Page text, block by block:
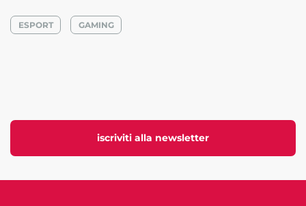
iscriviti alla newsletter
ESPORT GAMING